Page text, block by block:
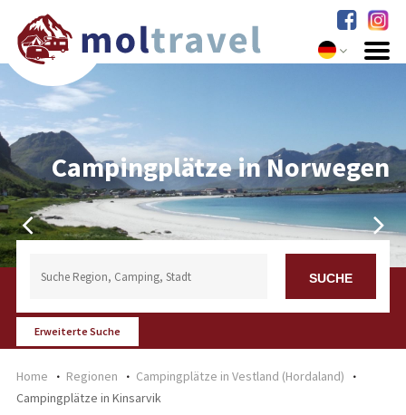
Campingplätze in Norwegen
Erweiterte Suche
Home Regionen
Campingplätze in Vestland (Hordaland)
Campingplätze in Kinsarvik